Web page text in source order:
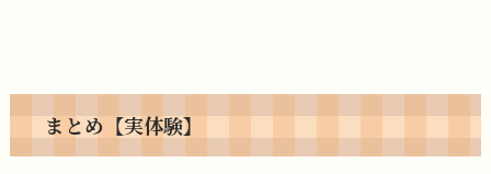
まとめ【実体験】